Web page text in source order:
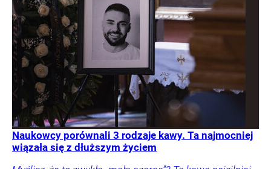
Naukowcy porównali 3 rodzaje kawy. Ta najmocniej
wiązała się z dłuższym życiem